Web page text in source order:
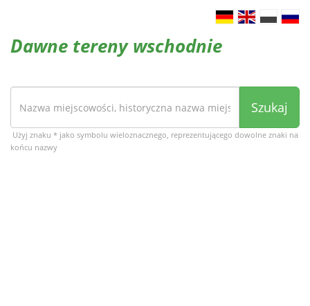
Dawne tereny wschodnie
Szukaj
Użyj znaku * jako symbolu wieloznacznego, reprezentującego dowolne znaki na
końcu nazwy